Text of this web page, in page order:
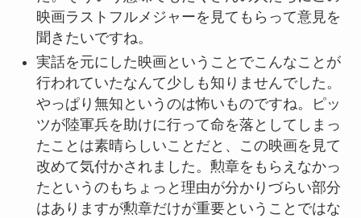
映画ラストフルメジャーを見てもらって意見を
聞きたいですね。
実話を元にした映画ということでこんなことが
行われていたなんて少しも知りませんでした。
やっぱり無知というのは怖いものですね。ピッ
ツが陸軍兵を助けに行って命を落としてしまっ
たことは素晴らしいことだと、この映画を見て
改めて気付かされました。勲章をもらえなかっ
たというのもちょっと理由が分かりづらい部分
はありますが勲章だけが重要ということではな